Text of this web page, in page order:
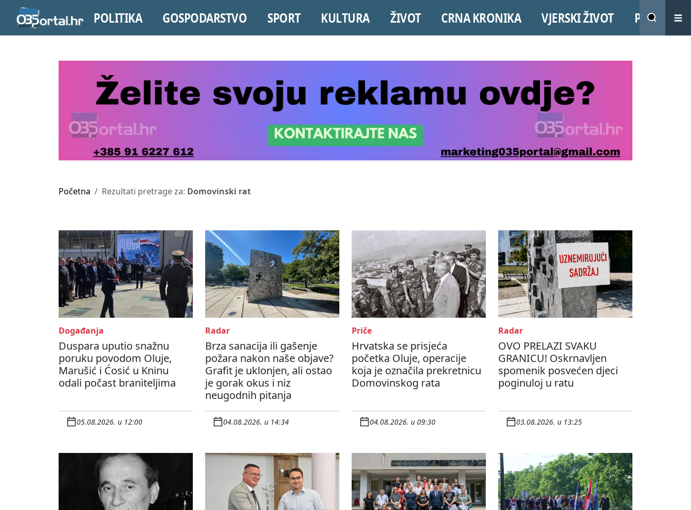
POLITIKA GOSPODARSTVO SPORT KULTURA ŽIVOT CRNA KRONIKA VJERSKI ŽIVOT PROMO
Početna Rezultati pretrage za: Domovinski rat
Događanja
Duspara uputio snažnu
poruku povodom Oluje,
Marušić i Ćosić u Kninu
odali počast braniteljima
05.08.2026. u 12:00
Radar
Brza sanacija ili gašenje
požara nakon naše objave?
Grafit je uklonjen, ali ostao
je gorak okus i niz
neugodnih pitanja
04.08.2026. u 14:34
Priče
Hrvatska se prisjeća
početka Oluje, operacije
koja je označila prekretnicu
Domovinskog rata
04.08.2026. u 09:30
Radar
OVO PRELAZI SVAKU
GRANICU! Oskrnavljen
spomenik posvećen djeci
poginuloj u ratu
03.08.2026. u 13:25